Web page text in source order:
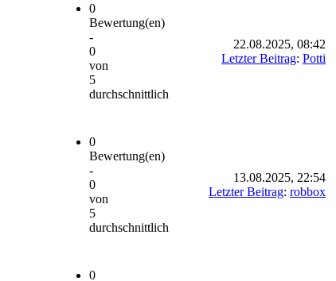
0
Bewertung(en)
-
0
von
5
durchschnittlich
22.08.2025, 08:42
Letzter Beitrag: Potti
0
Bewertung(en)
-
0
von
5
durchschnittlich
13.08.2025, 22:54
Letzter Beitrag: robbox
0